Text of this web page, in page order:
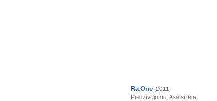
Ra.One (2011)
Piedzīvojumu,Asa sižeta